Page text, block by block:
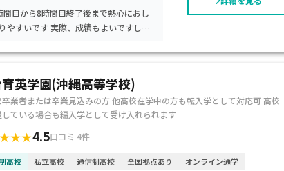
英学園(沖縄高等学校)
業者または卒業見込みの方 他高校在学中の方も転入学として対応可 高校
している場合も編入学として受け入れられます
4.5口コミ 4件
高校 私立高校 通信制高校 全国拠点あり オンライン通学